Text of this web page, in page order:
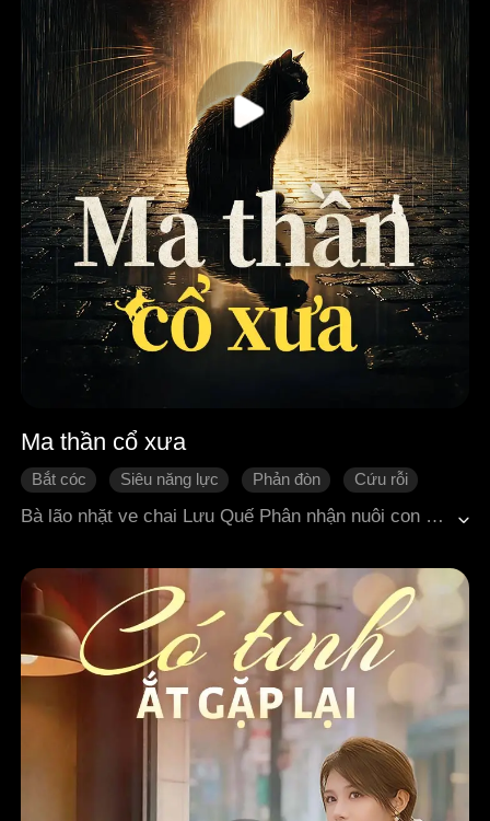
Ma thần cổ xưa
Bắt cóc Siêu năng lực Phản đòn
Cứu rỗi
Đời sống đô thị
Bà lão nhặt ve chai Lưu Quế Phân nhận nuôi con mèo đen Tiểu Hắc theo lời nhờ cậy của người bạn thân đang bệnh nặng. Nhưng bà không biết rằng con mèo này thực chất là một ma thần cổ đại bị phong ấn. Hai người sống nương tựa vào nhau, nhưng sau đó bị một nhóm chuyên lợi dụng việc ngược đãi mèo để kiếm tiền trên mạng nhắm tới. Chúng tìm cách sử dụng Tiểu Hắc như công cụ để trục lợi. Đám người này để thỏa mãn thú vui bệnh hoạn, đã ngang nhiên phát sóng trực tiếp cảnh tra tấn và giết hại Tiểu Hắc một cách dã man ngay trước mặt Lưu Quế Phân, phớt lờ mọi lời van xin của bà. Không dừng lại ở đó, chúng còn liều lĩnh tháo chiếc vòng cổ phong ấn sức mạnh của Tiểu Hắc, khiến nó thức tỉnh và mất kiểm soát, bắt đầu thời khắc săn mồi đầy ám ảnh.